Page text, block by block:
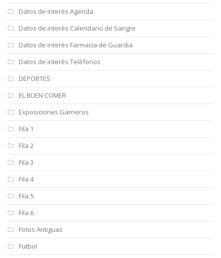
Datos de interés Agenda
Datos de interés Calendario de Sangre
Datos de interés Farmacia de Guardia
Datos de interés Teléfonos
DEPORTES
EL BUEN COMER
Exposiciones Garneros
Fila 1
Fila 2
Fila 3
Fila 4
Fila 5
Fila 6
Fotos Antiguas
Futbol